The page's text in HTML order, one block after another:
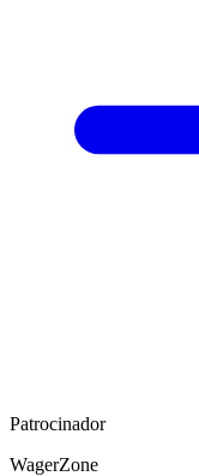
Patrocinador
WagerZone